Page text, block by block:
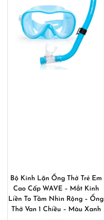
Bộ Kính Lặn Ống Thở Trẻ Em
Cao Cấp WAVE – Mắt Kính
Liền To Tầm Nhìn Rộng – Ống
Thở Van 1 Chiều – Màu Xanh